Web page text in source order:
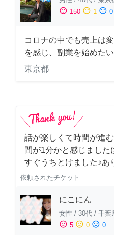
sentiment_satisfied 150 sentiment_neutral 1 sentiment_dissatisfied 0
コロナの中でも売上は
を感じ、副業を始めた
東京都
話が楽しくて時間が進
間が1分かと感じまし
すぐうちとけました♪
依頼されたチケット
にこにん
女性 / 30代 / 千葉
sentiment_satisfied 5 sentiment_neutral 0 sentiment_dissatisfied 0